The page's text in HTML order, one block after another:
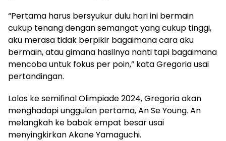
“Pertama harus bersyukur dulu hari ini bermain
cukup tenang dengan semangat yang cukup tinggi,
aku merasa tidak berpikir bagaimana cara aku
bermain, atau gimana hasilnya nanti tapi bagaimana
mencoba untuk fokus per poin,” kata Gregoria usai
pertandingan.
Lolos ke semifinal Olimpiade 2024, Gregoria akan
menghadapi unggulan pertama, An Se Young. An
melangkah ke babak empat besar usai
menyingkirkan Akane Yamaguchi.